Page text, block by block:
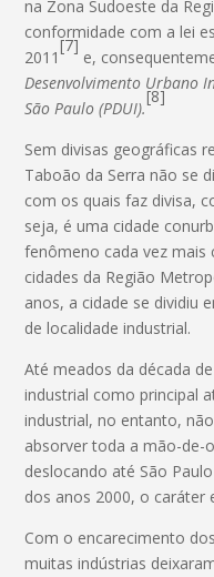
na Zona Sudoeste da
conformidade com a lei
2011
[7]
e,
Desenvolvimento Urbano
São Paulo (PDUI).
[8]
Sem divisas geográficas
Taboão da Serra não se
com os quais faz divisa,
seja, é uma cidade
fenômeno cada vez mais
cidades da Região
anos, a cidade se dividiu
de localidade industrial.
Até meados da década
industrial como principal
industrial, no entanto,
absorver toda a mão-de-
deslocando até São
dos anos 2000, o caráter
Com o encarecimento
muitas indústrias